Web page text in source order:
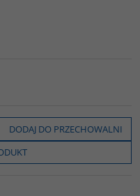
DODAJ DO PRZECHOWALNI